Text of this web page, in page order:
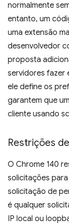
normalmente
entanto, um
uma extensão
desenvolvedor
proposta
servidores fazer
ele define os
garantem que
cliente usando
Restrições
O Chrome 140
solicitações
solicitação de
é qualquer
IP local ou